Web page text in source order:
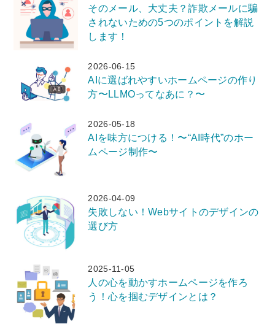
そのメール、大丈夫？詐欺メールに騙
されないための5つのポイントを解説
します！
2026-06-15
AIに選ばれやすいホームページの作り
方〜LLMOってなあに？〜
2026-05-18
AIを味方につける！〜“AI時代”のホー
ムページ制作〜
2026-04-09
失敗しない！Webサイトのデザインの
選び方
2025-11-05
人の心を動かすホームページを作ろ
う！心を掴むデザインとは？